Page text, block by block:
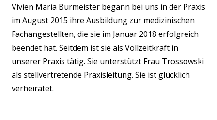
Vivien Maria Burmeister begann bei uns in der Praxis
im August 2015 ihre Ausbildung zur medizinischen
Fachangestellten, die sie im Januar 2018 erfolgreich
beendet hat. Seitdem ist sie als Vollzeitkraft in
unserer Praxis tätig. Sie unterstützt Frau Trossowski
als stellvertretende Praxisleitung. Sie ist glücklich
verheiratet.